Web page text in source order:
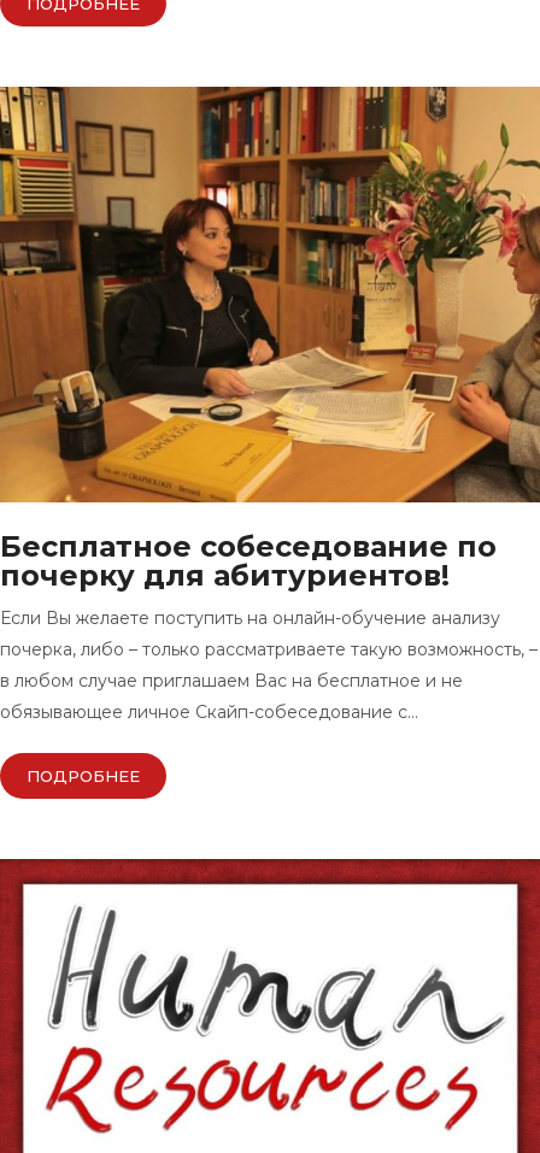
ПОДРОБНЕЕ
Бесплатное собеседование по
почерку для абитуриентов!
Если Вы желаете поступить на онлайн-обучение анализу
почерка, либо – только рассматриваете такую возможность, –
в любом случае приглашаем Вас на бесплатное и не
обязывающее личное Скайп-собеседование с…
ПОДРОБНЕЕ